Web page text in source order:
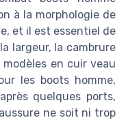
à la morphologie de
et il est essentiel de
largeur, la cambrure
en cuir veau
les boots homme,
quelques ports,
ne soit ni trop